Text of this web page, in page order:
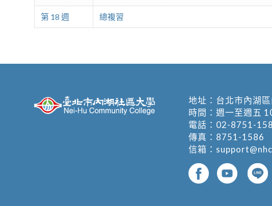
第 18 週 總複習
地址： 台北市內湖
時間：週一至週五
電話： 02-8751-
傳真：8751-1586
信箱：